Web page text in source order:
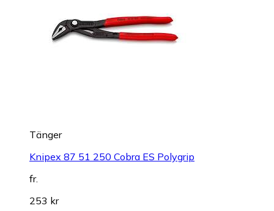
Tänger
Knipex 87 51 250 Cobra ES Polygrip
fr.
253 kr